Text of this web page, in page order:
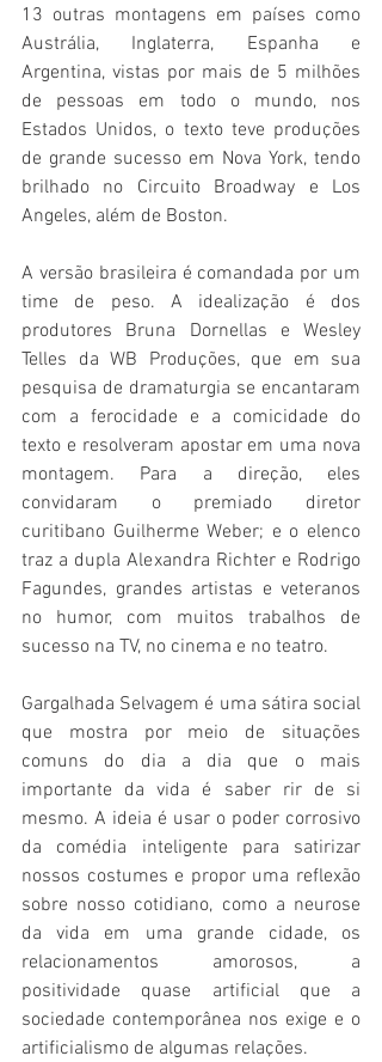
13 outras montagens em países como
Austrália, Inglaterra, Espanha e
Argentina, vistas por mais de 5 milhões
de pessoas em todo o mundo, nos
Estados Unidos, o texto teve produções
de grande sucesso em Nova York, tendo
brilhado no Circuito Broadway e Los
Angeles, além de Boston.
A versão brasileira é comandada por um
time de peso. A idealização é dos
produtores Bruna Dornellas e Wesley
Telles da WB Produções, que em sua
pesquisa de dramaturgia se encantaram
com a ferocidade e a comicidade do
texto e resolveram apostar em uma nova
montagem. Para a direção, eles
convidaram o premiado diretor
curitibano Guilherme Weber; e o elenco
traz a dupla Alexandra Richter e Rodrigo
Fagundes, grandes artistas e veteranos
no humor, com muitos trabalhos de
sucesso na TV, no cinema e no teatro.
Gargalhada Selvagem é uma sátira social
que mostra por meio de situações
comuns do dia a dia que o mais
importante da vida é saber rir de si
mesmo. A ideia é usar o poder corrosivo
da comédia inteligente para satirizar
nossos costumes e propor uma reflexão
sobre nosso cotidiano, como a neurose
da vida em uma grande cidade, os
relacionamentos amorosos, a
positividade quase artificial que a
sociedade contemporânea nos exige e o
artificialismo de algumas relações.